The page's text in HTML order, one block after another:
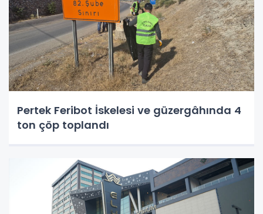
Pertek Feribot İskelesi ve güzergâhında 4
ton çöp toplandı